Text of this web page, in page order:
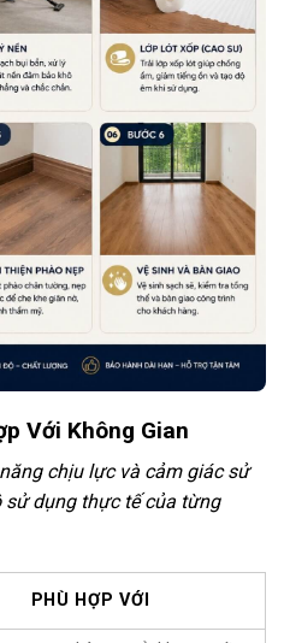
Với Không Gian
chịu lực và cảm giác sử
sử dụng thực tế của từng
PHÙ HỢP VỚI